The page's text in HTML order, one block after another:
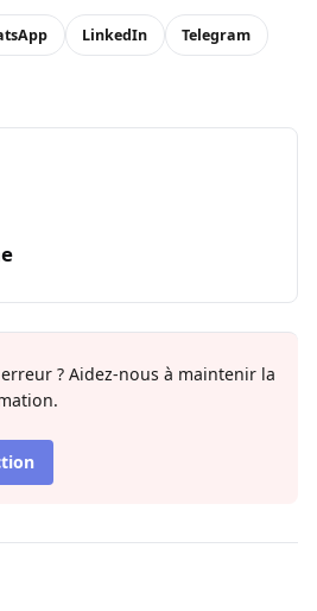
LinkedIn Telegram
? Aidez-nous à maintenir la